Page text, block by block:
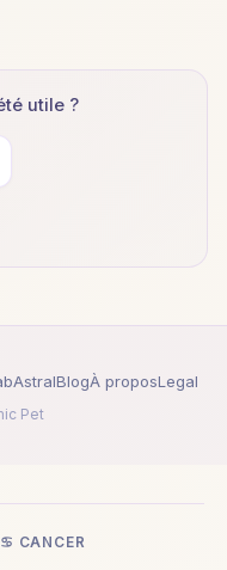
utile ?
AstralBlogÀ proposLegal
Pet
CANCER